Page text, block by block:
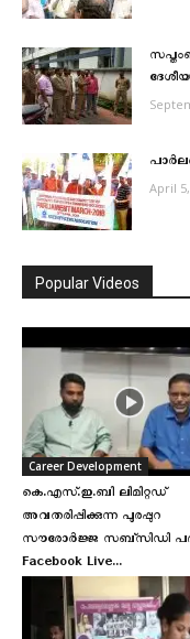
April
Popular Videos
Career Development
കെ.എസ്.ഇ.ബി ലിമിറ്റഡ്
അവതരിപ്പിക്കുന്ന പുരപ്പുറ
സൗരോർജ്ജ സബ്‌സിഡി
Facebook Live...